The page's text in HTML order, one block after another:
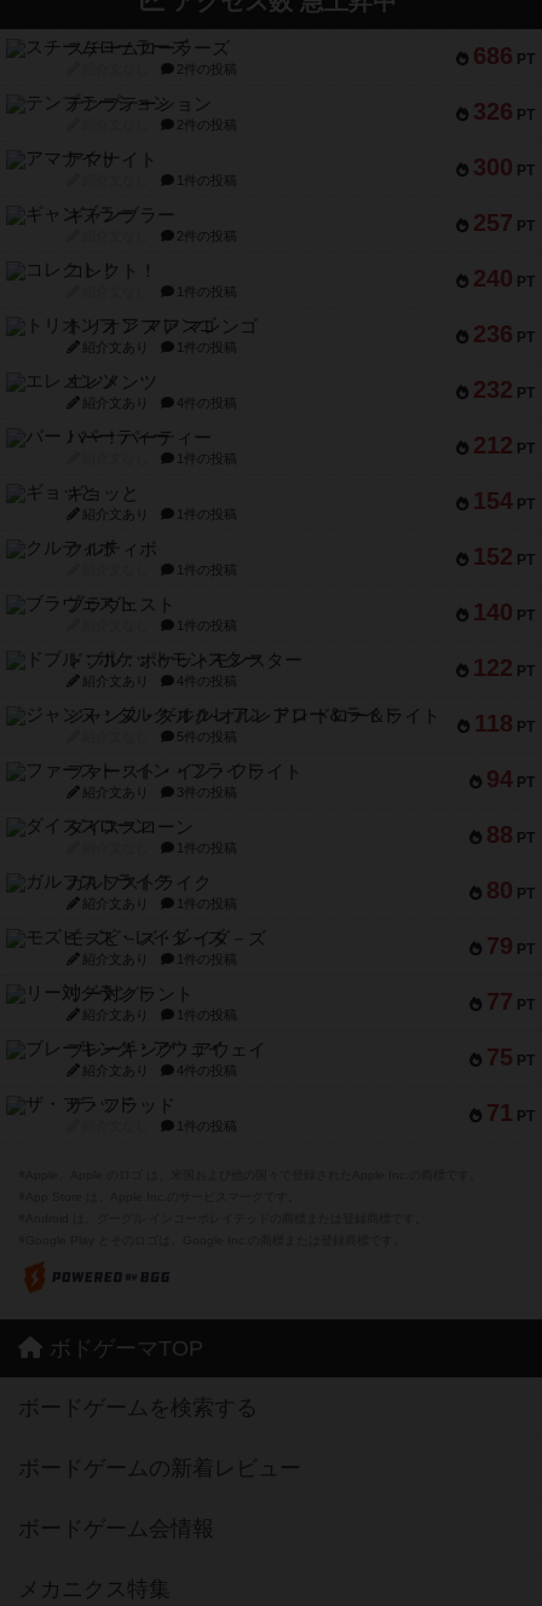
686 PT
スチームローラーズ
2件の投稿
326 PT
テンプテーション
2件の投稿
300 PT
アマナイト
1件の投稿
257 PT
ギャンブラー
2件の投稿
240 PT
コレクト！
1件の投稿
236 PT
トリオンフ ア マレンゴ
紹介文あり 1件の投稿
232 PT
エレメンツ
紹介文あり 4件の投稿
212 PT
バー！パーティー
1件の投稿
154 PT
ギョッと
紹介文あり 1件の投稿
152 PT
クルティボ
1件の投稿
140 PT
ブラヴェスト
1件の投稿
122 PT
ドブル：ポケットモンスター
紹介文あり 4件の投稿
118 PT
ジャンヌ・ダルク-オルレアン ドロー＆ライト
5件の投稿
94 PT
ファースト・イン・フライト
紹介文あり 3件の投稿
88 PT
ダイススローン
1件の投稿
80 PT
ガルフストライク
紹介文あり 1件の投稿
79 PT
モズビ－ズ・レイダ－ズ
紹介文あり 1件の投稿
77 PT
リー対グラント
紹介文あり 1件の投稿
75 PT
ブレーキング・アウェイ
紹介文あり 4件の投稿
71 PT
ザ・フラッド
1件の投稿
ボドゲーマTOP
ボードゲームを検索する
ボードゲームの新着レビュー
ボードゲーム会情報
メカニクス特集